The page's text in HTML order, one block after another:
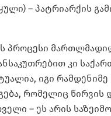
– პატრიარქის
პროცესი
კი
იგი
რომელიც წირვის
– ეს არის